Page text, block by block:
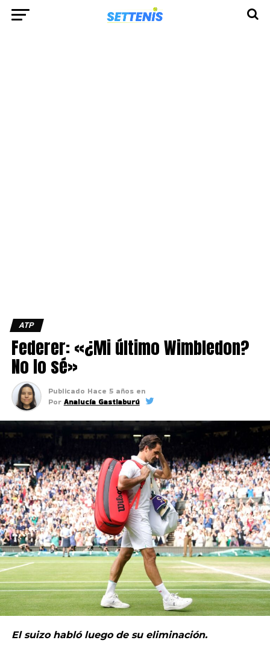
ATP
Federer: «¿Mi último Wimbledon?
No lo sé»
Publicado Hace 5 años en
Por Analucía Gastiaburú
El suizo habló luego de su eliminación.